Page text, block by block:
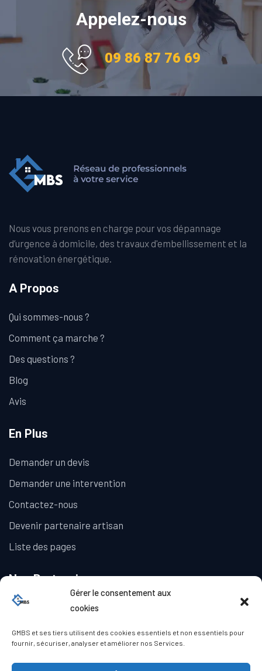
Gérer le consentement aux
cookies
GMBS et ses tiers utilisent des cookies essentiels et non essentiels pour
fournir, sécuriser, analyser et améliorer nos Services.
Appelez-nous
09 86 87 76 69
Nous vous prenons en charge pour vos dépannage
d’urgence à domicile, des travaux d'embellissement et la
rénovation énergétique.
A Propos
Qui sommes-nous ?
Comment ça marche ?
Des questions ?
Blog
Avis
En Plus
Demander un devis
Demander une intervention
Contactez-nous
Devenir partenaire artisan
Liste des pages
Nos Partenaires
La Galerie Immobilière